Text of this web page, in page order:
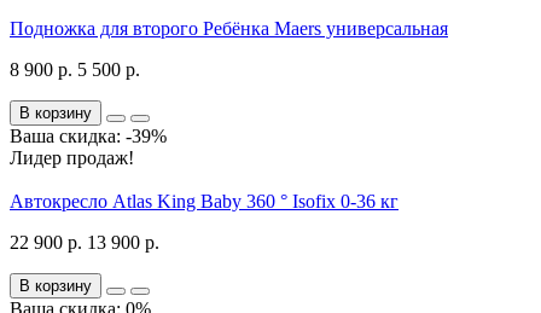
Подножка для второго Ребёнка Maers универсальная
8 900 р. 5 500 р.
В корзину
Ваша скидка: -39%
Лидер продаж!
Автокресло Atlas King Baby 360 ° Isofix 0-36 кг
22 900 р. 13 900 р.
В корзину
Ваша скидка: 0%